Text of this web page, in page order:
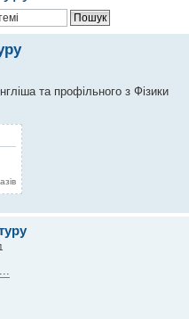
та профільного з Фізики